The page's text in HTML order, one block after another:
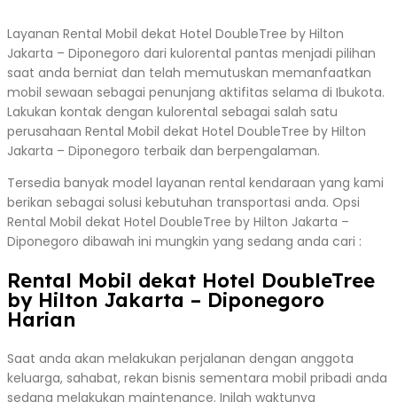
Layanan Rental Mobil dekat Hotel DoubleTree by Hilton
Jakarta – Diponegoro dari kulorental pantas menjadi pilihan
saat anda berniat dan telah memutuskan memanfaatkan
mobil sewaan sebagai penunjang aktifitas selama di Ibukota.
Lakukan kontak dengan kulorental sebagai salah satu
perusahaan Rental Mobil dekat Hotel DoubleTree by Hilton
Jakarta – Diponegoro terbaik dan berpengalaman.
Tersedia banyak model layanan rental kendaraan yang kami
berikan sebagai solusi kebutuhan transportasi anda. Opsi
Rental Mobil dekat Hotel DoubleTree by Hilton Jakarta –
Diponegoro dibawah ini mungkin yang sedang anda cari :
Rental Mobil dekat Hotel DoubleTree
by Hilton Jakarta – Diponegoro
Harian
Saat anda akan melakukan perjalanan dengan anggota
keluarga, sahabat, rekan bisnis sementara mobil pribadi anda
sedang melakukan maintenance. Inilah waktunya